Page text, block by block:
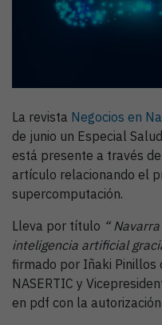
La revista Negocios en
de junio un Especial
está presente a través de
artículo relacionando el
supercomputación.
Lleva por título “
inteligencia artificial
firmado por Iñaki Pinillos
NASERTIC y
en pdf con la